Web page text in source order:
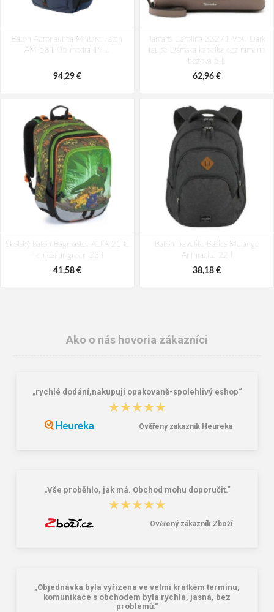
AM-580-05 modrá 22 L
Rosé 35 l
49,10 €
Batoh Aeronautica Militare Patch
AM-581-05 modrá 19 L
94,29 €
Tamaris Carolina 33271-950 Dark
taupe Dámska kabelka cez rameno
béžová 5 L
62,96 €
Školský batoh Bagmaster ALFA 21 C
- dinosaur green 23 l
41,58 €
Batoh Travelite Basics Melange
Anthracite 22 l
38,18 €
Ako o nás hovoria zákazníci
„rychlé dodání,nakupuji opakovaně-spolehlivý eshop“
★★★★★
★★★★★
Ověřený zákazník Heureka
„Vše proběhlo, jak má. Obchod mohu doporučit.“
★★★★★
★★★★★
Ověřený zákazník Zboží
„Objednávka byla vyřízena ve velmi krátkém termínu,
komunikace s obchodem byla rychlá, jasná, bez
problémů.“